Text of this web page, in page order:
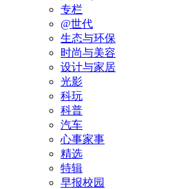
专栏
@世代
生态与环保
时尚与美容
设计与家居
光影
科玩
科普
汽车
心事家事
精选
特辑
早报校园